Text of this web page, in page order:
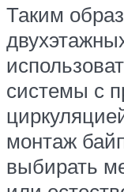
Таким
системы с
монтаж
выбирать